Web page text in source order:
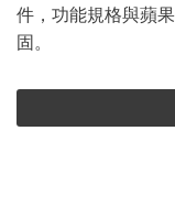
件，功能規格與蘋
固。